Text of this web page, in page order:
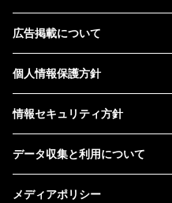
広告掲載について
個人情報保護方針
情報セキュリティ方針
データ収集と利用について
メディアポリシー